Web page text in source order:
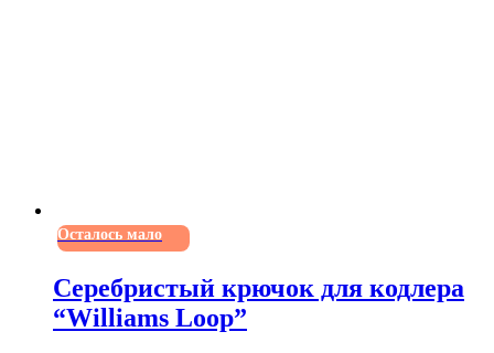
Осталось мало
Серебристый крючок для кодлера
“Williams Loop”